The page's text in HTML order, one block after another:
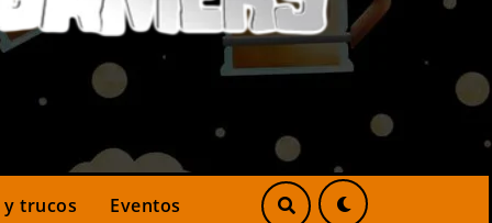
y trucos Eventos